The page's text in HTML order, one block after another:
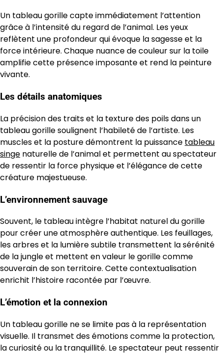
Un tableau gorille capte immédiatement l’attention
grâce à l’intensité du regard de l’animal. Les yeux
reflètent une profondeur qui évoque la sagesse et la
force intérieure. Chaque nuance de couleur sur la toile
amplifie cette présence imposante et rend la peinture
vivante.
Les détails anatomiques
La précision des traits et la texture des poils dans un
tableau gorille soulignent l’habileté de l’artiste. Les
muscles et la posture démontrent la puissance tableau
singe naturelle de l’animal et permettent au spectateur
de ressentir la force physique et l’élégance de cette
créature majestueuse.
L’environnement sauvage
Souvent, le tableau intègre l’habitat naturel du gorille
pour créer une atmosphère authentique. Les feuillages,
les arbres et la lumière subtile transmettent la sérénité
de la jungle et mettent en valeur le gorille comme
souverain de son territoire. Cette contextualisation
enrichit l’histoire racontée par l’œuvre.
L’émotion et la connexion
Un tableau gorille ne se limite pas à la représentation
visuelle. Il transmet des émotions comme la protection,
la curiosité ou la tranquillité. Le spectateur peut ressentir